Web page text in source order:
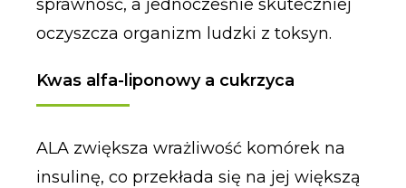
sprawność, a jednocześnie skuteczniej
oczyszcza organizm ludzki z toksyn.
Kwas alfa-liponowy a cukrzyca
ALA zwiększa wrażliwość komórek na
insulinę, co przekłada się na jej większą